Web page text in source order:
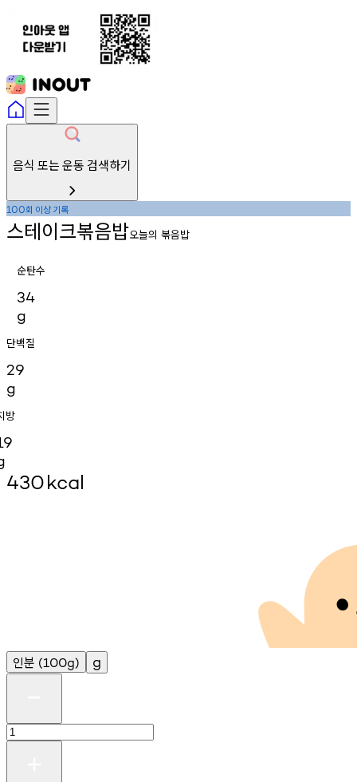
음식 또는 운동 검색하기
100회 이상기록
스테이크볶음밥오늘의 볶음밥
순탄수
34
g
단백질
29
g
방
430kcal
인분 (100g) g